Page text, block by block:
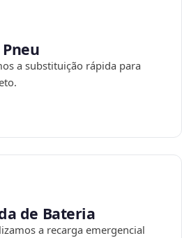
a substituição rápida para
de Bateria
a recarga emergencial